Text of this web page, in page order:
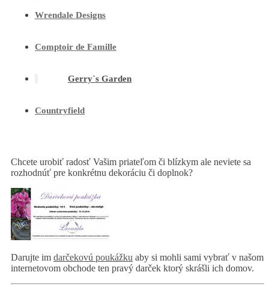
Wrendale Designs
Comptoir de Famille
Gerry`s Garden
Countryfield
Chcete urobiť radosť Vašim priateľom či blízkym ale neviete sa
rozhodnúť pre konkrétnu dekoráciu či doplnok?
Darujte im darčekovú poukážku aby si mohli sami vybrať v našom
internetovom obchode ten pravý darček ktorý skrášli ich domov.